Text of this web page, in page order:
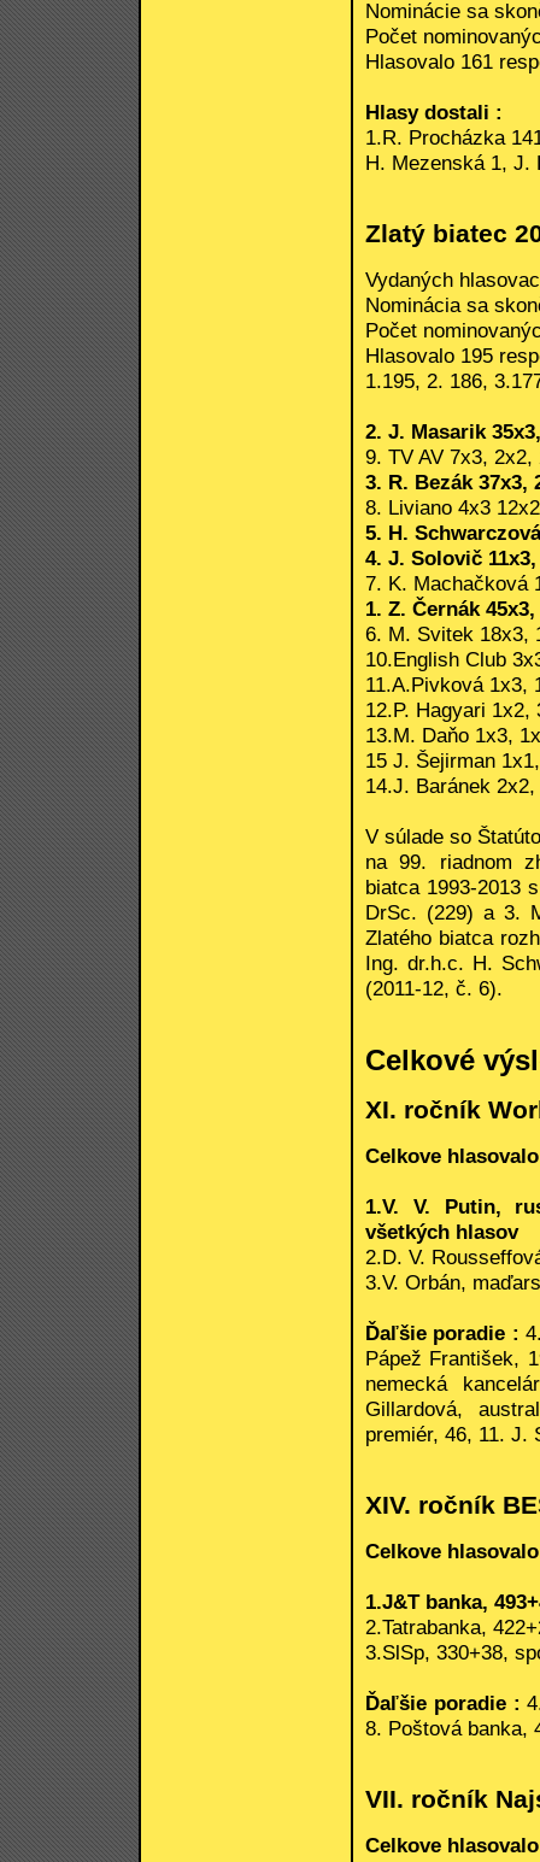
Nominácie sa
Počet
Hlasovalo 161
Hlasy dostali :
1.R. Procházka
H. Mezenská 1, J.
Zlatý biatec
Vydaných
Nominácia sa
Počet
Hlasovalo 195
1.195, 2. 186,
2. J. Masarik
9. TV AV 7x3,
3. R. Bezák 37x3,
8. Liviano 4x3
5. H.
4. J. Solovič
7. K. Machačková
1. Z. Černák
6. M. Svitek 18x3,
10.English Club
11.A.Pivková 1x3,
12.P. Hagyari 1x2,
13.M. Daňo 1x3,
15 J. Šejirman
14.J. Baránek
V súlade so
na 99. riadnom
biatca 1993-2013
DrSc. (229) a 3.
Zlatého biatca
Ing. dr.h.c. H.
(2011-12, č. 6).
Celkové
XI. ročník
Celkove
1.V. V. Putin,
všetkých hlasov
2.D. V.
3.V. Orbán,
Ďaľšie poradie :
Pápež František,
nemecká
Gillardová,
premiér, 46, 11. J.
XIV. ročník
Celkove
1.J&T banka,
2.Tatrabanka,
3.SlSp, 330+38,
Ďaľšie poradie :
8. Poštová banka,
VII. ročník
Celkove